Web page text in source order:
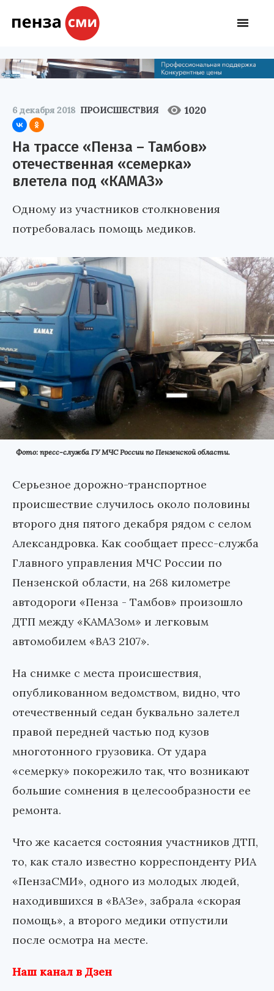
6 декабря 2018 ПРОИСШЕСТВИЯ 1020
На трассе «Пенза – Тамбов»
отечественная «семерка»
влетела под «КАМАЗ»
Одному из участников столкновения
потребовалась помощь медиков.
Фото: пресс-служба ГУ МЧС России по Пензенской области.
Серьезное дорожно-транспортное
происшествие случилось около половины
второго дня пятого декабря рядом с селом
Александровка. Как сообщает пресс-служба
Главного управления МЧС России по
Пензенской области, на 268 километре
автодороги «Пенза - Тамбов» произошло
ДТП между «КАМАЗом» и легковым
автомобилем «ВАЗ 2107».
На снимке с места происшествия,
опубликованном ведомством, видно, что
отечественный седан буквально залетел
правой передней частью под кузов
многотонного грузовика. От удара
«семерку» покорежило так, что возникают
большие сомнения в целесообразности ее
ремонта.
Что же касается состояния участников ДТП,
то, как стало известно корреспонденту РИА
«ПензаСМИ», одного из молодых людей,
находившихся в «ВАЗе», забрала «скорая
помощь», а второго медики отпустили
после осмотра на месте.
Наш канал в Дзен